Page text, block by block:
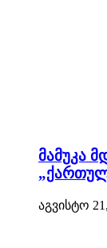
მამუკა
აგვისტო